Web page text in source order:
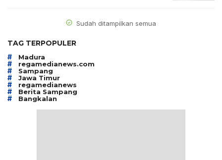
Sudah ditampilkan semua
TAG TERPOPULER
# Madura
# regamedianews.com
# Sampang
# Jawa Timur
# regamedianews
# Berita Sampang
# Bangkalan